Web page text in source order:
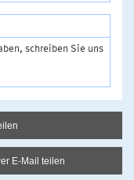
schreiben Sie uns
E-Mail teilen